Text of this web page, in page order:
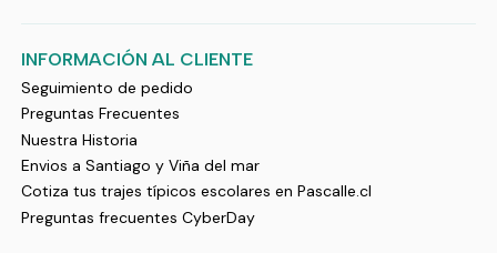
INFORMACIÓN AL CLIENTE
Seguimiento de pedido
Preguntas Frecuentes
Nuestra Historia
Envios a Santiago y Viña del mar
Cotiza tus trajes típicos escolares en Pascalle.cl
Preguntas frecuentes CyberDay